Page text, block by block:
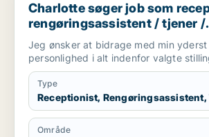
Charlotte søger job som
rengøringsassistent / tjener /
køkkenmedarbejder /
Jeg ønsker at bidrage med min
personlighed i alt indenfor valgte
Type
Receptionist, Rengøringsassistent,
Område